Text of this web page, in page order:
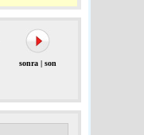
sonra| son